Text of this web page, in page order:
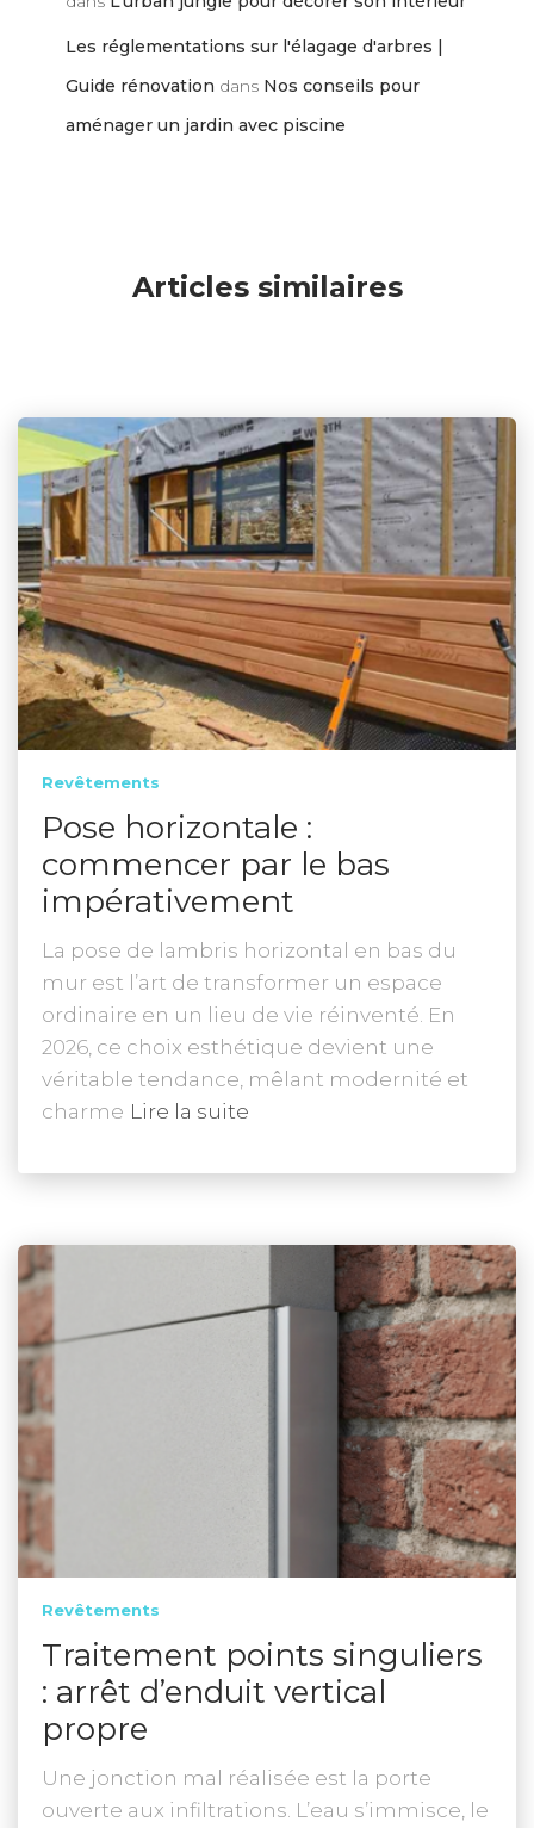
Les réglementations sur l'élagage d'arbres |
Guide rénovation dans Nos conseils pour
aménager un jardin avec piscine
Articles similaires
Revêtements
Pose horizontale :
commencer par le bas
impérativement
La pose de lambris horizontal en bas du
mur est l’art de transformer un espace
ordinaire en un lieu de vie réinventé. En
2026, ce choix esthétique devient une
véritable tendance, mêlant modernité et
charme Lire la suite
Revêtements
Traitement points singuliers
: arrêt d’enduit vertical
propre
Une jonction mal réalisée est la porte
ouverte aux infiltrations. L’eau s’immisce, le